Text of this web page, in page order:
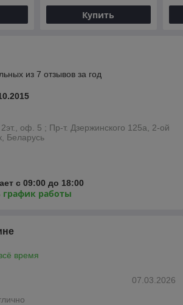
Купить
из 7 отзывов за год
оф. 5 ; Пр-т. Дзержинского 125а, 2-ой
Беларусь
с 09:00 до 18:00
график работы
время
07.03.2026